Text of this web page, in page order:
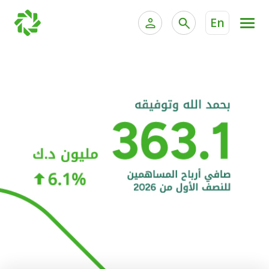
En
الخدمات المصرفية الإلكترونية للشركات
خدمة "بيتك" للتداول الإلكتروني
الحسابات المصرفية
البطاقات
"برامج العملاء"